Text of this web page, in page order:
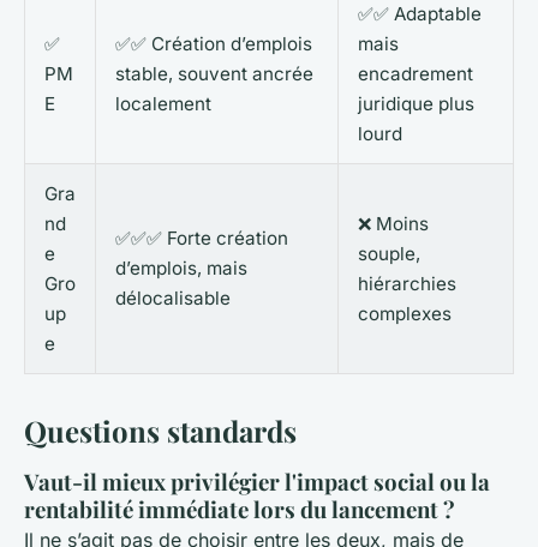
✅
PM
E
✅✅ Création d’emplois
stable, souvent ancrée
localement
✅✅ Adaptable
mais
encadrement
juridique plus
lourd
Gra
nd
e
Gro
up
e
✅✅✅ Forte création
d’emplois, mais
délocalisable
❌ Moins
souple,
hiérarchies
complexes
Questions standards
Vaut-il mieux privilégier l'impact social ou la
rentabilité immédiate lors du lancement ?
Il ne s’agit pas de choisir entre les deux, mais de